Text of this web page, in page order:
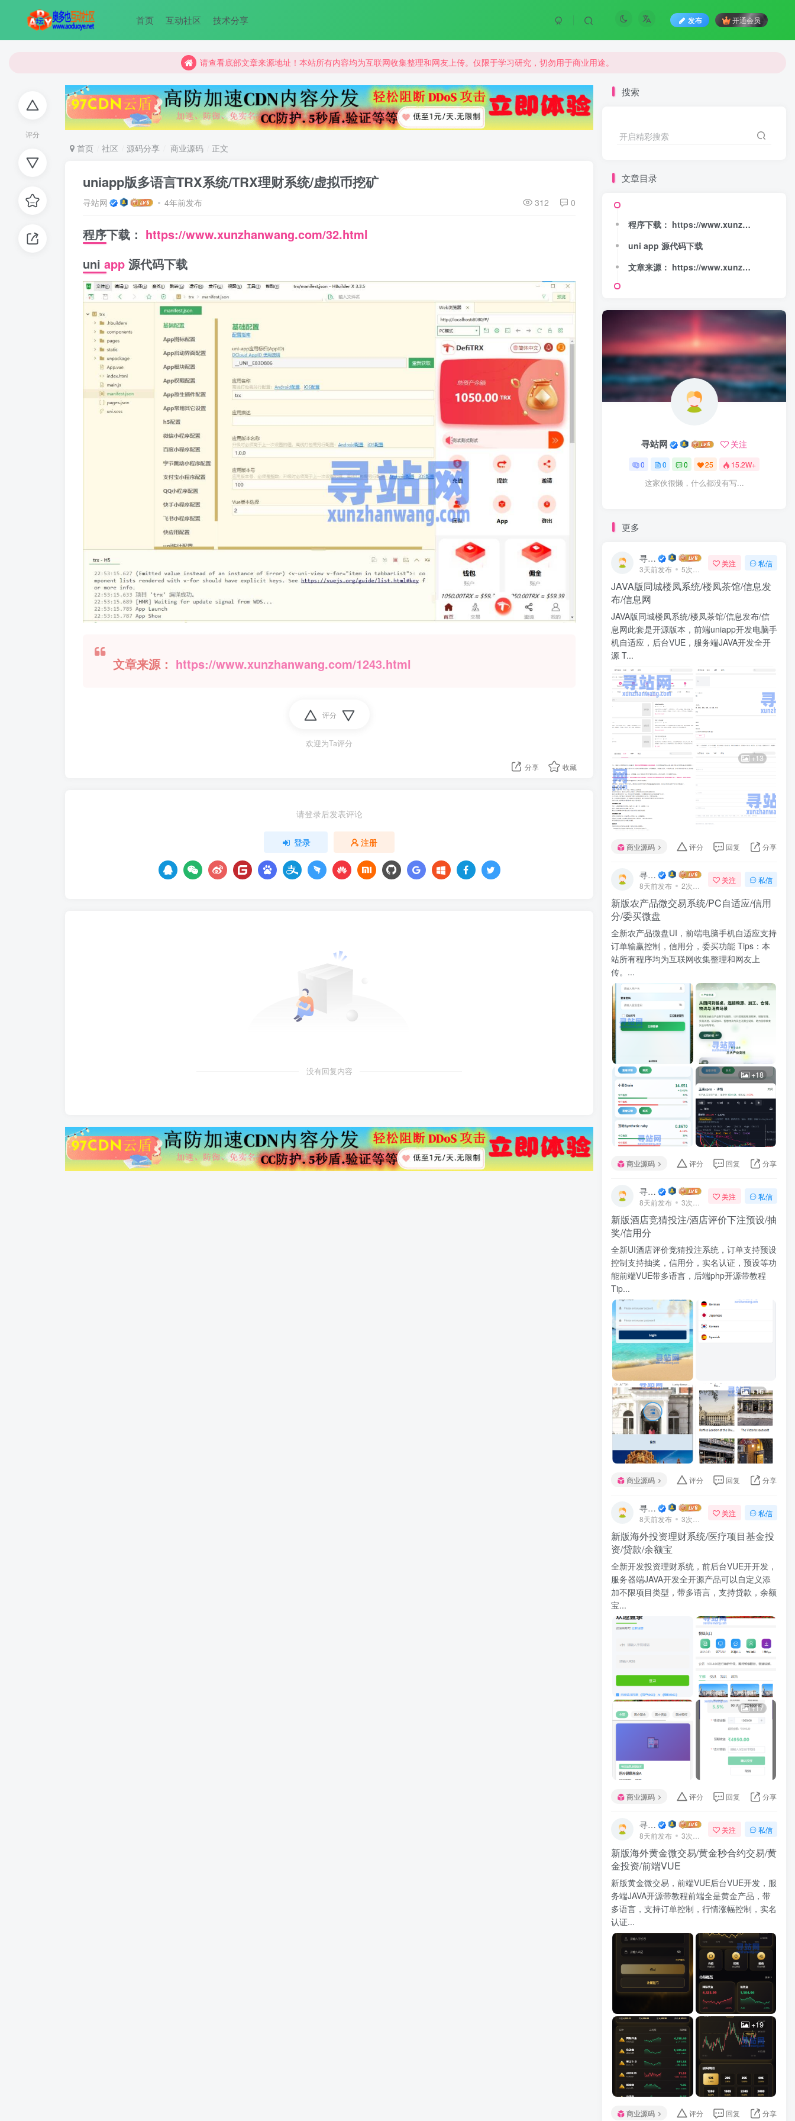
首页 互动社区 技术分享 发布 开通会员
请查看底部文章来源地址！本站所有内容均为互联网收集整理和网友上传。仅限于学习研究，切勿用于商业用途。
请查看底部文章来源地址！本站所有内容均为互联网收集整理和网友上传。仅限于学习研究，切勿用于商业用途。
请查看底部文章来源地址！本站所有内容均为互联网收集整理和网友上传。仅限于学习研究，切勿用于商业用途。
评分
首页 社区 源码分享 商业源码 正文
uniapp版多语言TRX系统/TRX理财系统/虚拟币挖矿
寻站网 4年前发布 312 0
程序下载： https://www.xunzhanwang.com/32.html
uni app 源代码下载
文章来源： https://www.xunzhanwang.com/1243.html
评分
欢迎为Ta评分
分享 收藏
请登录后发表评论
登录 注册
没有回复内容
搜索
开启精彩搜索
文章目录
程序下载： https://www.xunzhanwang.com/32.html
uni app 源代码下载
文章来源： https://www.xunzhanwang.com/1243.html
寻站网 关注
0 0 0 25 15.2W+
这家伙很懒，什么都没有写...
更多
寻站网
3天前发布 5次阅读
关注 私信
JAVA版同城楼凤系统/楼凤茶馆/信息发
布/信息网
JAVA版同城楼凤系统/楼凤茶馆/信息发布/信
息网此套是开源版本，前端uniapp开发电脑手
机自适应，后台VUE，服务端JAVA开发全开
源 T...
+13
商业源码 评分 回复 分享
寻站网
8天前发布 2次阅读
关注 私信
新版农产品微交易系统/PC自适应/信用
分/委买微盘
全新农产品微盘UI，前端电脑手机自适应支持
订单输赢控制，信用分，委买功能 Tips：本
站所有程序均为互联网收集整理和网友上
传。...
+18
商业源码 评分 回复 分享
寻站网
8天前发布 3次阅读
关注 私信
新版酒店竞猜投注/酒店评价下注预设/抽
奖/信用分
全新UI酒店评价竞猜投注系统，订单支持预设
控制支持抽奖，信用分，实名认证，预设等功
能前端VUE带多语言，后端php开源带教程
Tip...
+16
商业源码 评分 回复 分享
寻站网
8天前发布 3次阅读
关注 私信
新版海外投资理财系统/医疗项目基金投
资/贷款/余额宝
全新开发投资理财系统，前后台VUE开开发，
服务器端JAVA开发全开源产品可以自定义添
加不限项目类型，带多语言，支持贷款，余额
宝...
+17
商业源码 评分 回复 分享
寻站网
8天前发布 3次阅读
关注 私信
新版海外黄金微交易/黄金秒合约交易/黄
金投资/前端VUE
新版黄金微交易，前端VUE后台VUE开发，服
务端JAVA开源带教程前端全是黄金产品，带
多语言，支持订单控制，行情涨幅控制，实名
认证...
+19
商业源码 评分 回复 分享